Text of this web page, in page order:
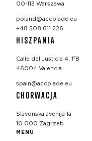
00-113 Warszawa
poland@accolade.eu
+48 508 611 226
HISZPANIA
Calle del Justicia 4, 1ºB
46004 Valencia
spain@accolade.eu
CHORWACJA
Slavonska avenija 1a
10 000 Zagrzeb
MENU